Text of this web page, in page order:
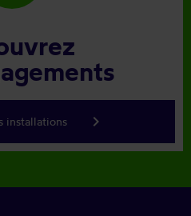
installations keyboard_arrow_right